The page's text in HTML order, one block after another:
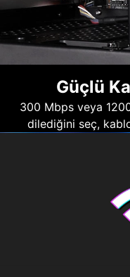
Güçlü
300 Mbps veya
dilediğini seç,